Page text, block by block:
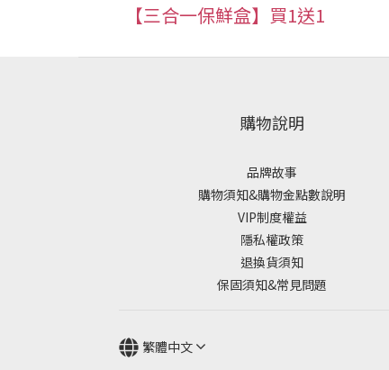
【三合一保鮮盒】買1送1
購物說明
品牌故事
購物須知&購物金點數說明
VIP制度權益
隱私權政策
退換貨須知
保固須知&常見問題
繁體中文